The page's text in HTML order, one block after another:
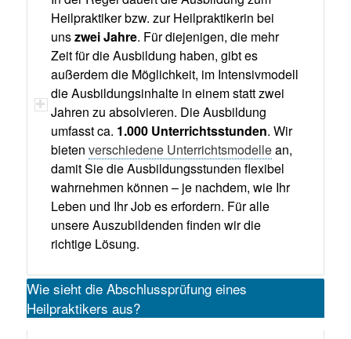
Heilpraktiker bzw. zur Heilpraktikerin bei
unszwei Jahre. Für diejenigen, die mehr
Zeit für die Ausbildung haben, gibt es
außerdem die Möglichkeit, im Intensivmodell
die Ausbildungsinhalte in einem statt zwei
Jahren zu absolvieren. Die Ausbildung
umfasst ca. 1.000 Unterrichtsstunden. Wir
bieten verschiedene Unterrichtsmodellean,
damit Sie die Ausbildungsstunden flexibel
wahrnehmen können – je nachdem, wie Ihr
Leben und Ihr Job es erfordern. Für alle
unsere Auszubildenden finden wir die
richtige Lösung.
Wie sieht die Abschlussprüfung eines
Heilpraktikers aus?